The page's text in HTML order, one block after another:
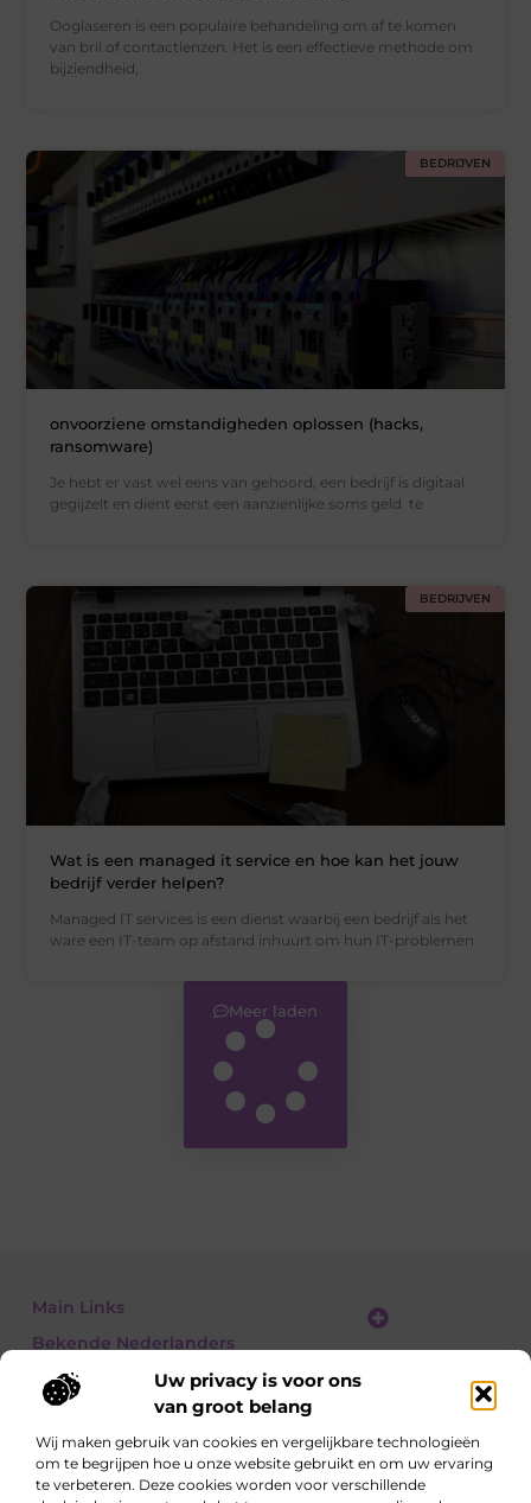
Uw privacy is voor ons
van groot belang
Wij maken gebruik van cookies en vergelijkbare technologieën
om te begrijpen hoe u onze website gebruikt en om uw ervaring
te verbeteren. Deze cookies worden voor verschillende
Ooglaseren is een populaire behandeling om af te komen
van bril of contactlenzen. Het is een effectieve methode om
bijziendheid,
BEDRIJVEN
onvoorziene omstandigheden oplossen (hacks,
ransomware)
Je hebt er vast wel eens van gehoord, een bedrijf is digitaal
gegijzelt en dient eerst een aanzienlijke soms geld te
BEDRIJVEN
Wat is een managed it service en hoe kan het jouw
bedrijf verder helpen?
Managed IT services is een dienst waarbij een bedrijf als het
ware een IT-team op afstand inhuurt om hun IT-problemen
Meer laden
Main Links
Bekende Nederlanders
Ontdek, lees, leer – elke dag opnieuw
Artikelen vol kennis, meningen en inspirerende